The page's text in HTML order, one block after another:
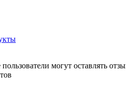
могут оставлять